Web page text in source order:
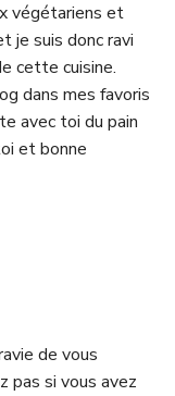
végétariens et
je suis donc ravi
cette cuisine.
dans mes favoris
avec toi du pain
et bonne
de vous
pas si vous avez